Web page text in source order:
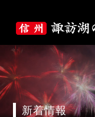
新着情報